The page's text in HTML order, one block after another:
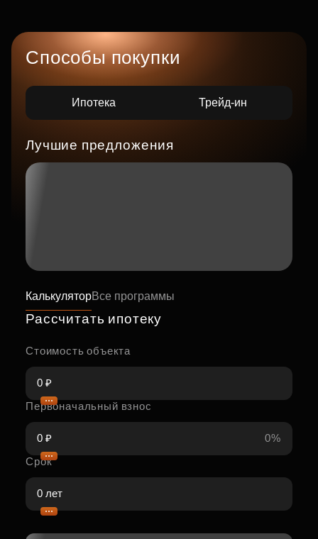
Способы покупки
Ипотека Трейд-ин
Лучшие предложения
КалькуляторВсе программы
Рассчитать ипотеку
Стоимость объекта
Первоначальный взнос
0%
Срок